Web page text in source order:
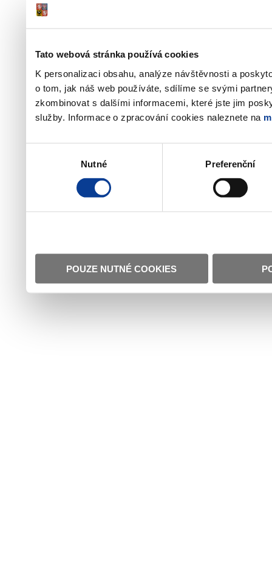
Tato webová stránka používá cookies
K personalizaci obsahu, analýze návštěvnosti a
o tom, jak náš web používáte, sdílíme se svými
zkombinovat s dalšími informacemi, které jste jim
služby. Informace o zpracování cookies naleznete na
Nutné Preferenční
POUZE NUTNÉ COOKIES